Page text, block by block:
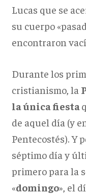
Lucas que se
su cuerpo
encontraron
Durante los
cristianismo, la
la única fiesta
de aquel día (y
Pentecostés). Y
séptimo día y
primero para la
«domingo», el